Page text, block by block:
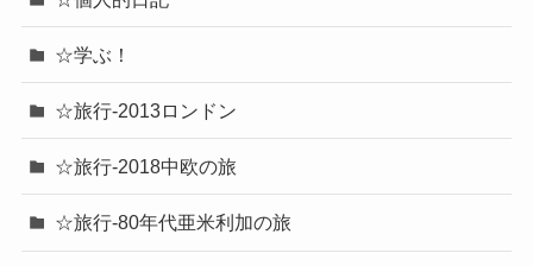
☆学ぶ！
☆旅行-2013ロンドン
☆旅行-2018中欧の旅
☆旅行-80年代亜米利加の旅